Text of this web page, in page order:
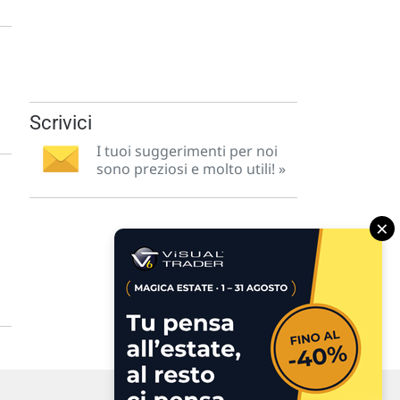
Scrivici
I tuoi suggerimenti per noi
sono preziosi e molto utili! »
×